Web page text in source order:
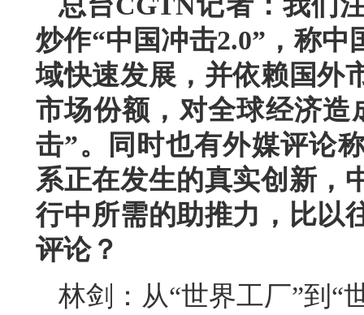
炒作“中国冲击2.0”，称
域快速发展，并依赖国外
市场份额，对全球经济造
击”。同时也有外媒评论
系正在发生的真实创新，
行中所需的助推力，比以
评论？
林剑：从“世界工厂”到“